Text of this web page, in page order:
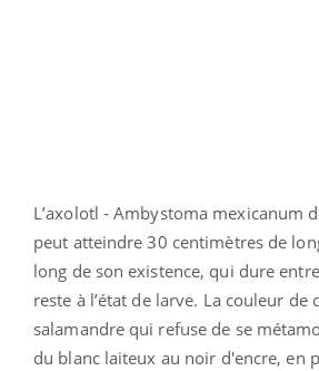
L’axolotl - Ambystoma mexicanum
peut atteindre 30 centimètres de
long de son existence, qui dure
reste à l’état de larve. La couleur de
salamandre qui refuse de se
du blanc laiteux au noir d'encre, en